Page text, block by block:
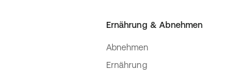
Ernährung & Abnehmen
Abnehmen
Ernährung